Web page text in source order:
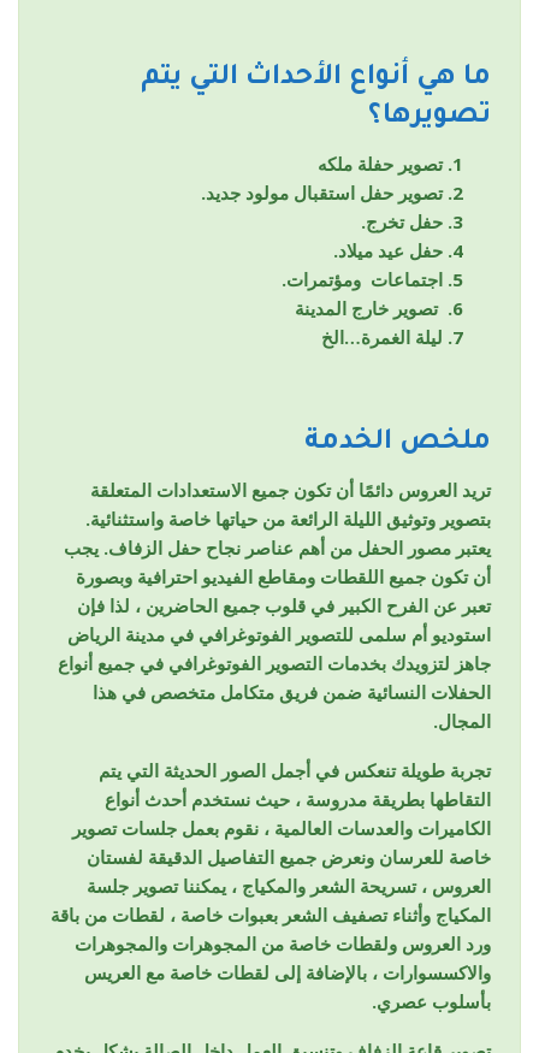
ما هي أنواع الأحداث التي يتم
تصويرها؟
تصوير حفلة ملكه
تصوير حفل استقبال مولود جديد.
حفل تخرج.
حفل عيد ميلاد.
اجتماعات ومؤتمرات.
تصوير خارج المدينة
ليلة الغمرة…الخ
ملخص الخدمة
تريد العروس دائمًا أن تكون جميع الاستعدادات المتعلقة
بتصوير وتوثيق الليلة الرائعة من حياتها خاصة واستثنائية.
يعتبر مصور الحفل من أهم عناصر نجاح حفل ​​الزفاف. يجب
أن تكون جميع اللقطات ومقاطع الفيديو احترافية وبصورة
تعبر عن الفرح الكبير في قلوب جميع الحاضرين ، لذا فإن
استوديو أم سلمى للتصوير الفوتوغرافي في مدينة الرياض
جاهز لتزويدك بخدمات التصوير الفوتوغرافي في جميع أنواع
الحفلات النسائية ضمن فريق متكامل متخصص في هذا
المجال.
تجربة طويلة تنعكس في أجمل الصور الحديثة التي يتم
التقاطها بطريقة مدروسة ، حيث نستخدم أحدث أنواع
الكاميرات والعدسات العالمية ، نقوم بعمل جلسات تصوير
خاصة للعرسان ونعرض جميع التفاصيل الدقيقة لفستان
العروس ، تسريحة الشعر والمكياج ، يمكننا تصوير جلسة
المكياج وأثناء تصفيف الشعر بعبوات خاصة ، لقطات من باقة
ورد العروس ولقطات خاصة من المجوهرات والمجوهرات
والاكسسوارات ، بالإضافة إلى لقطات خاصة مع العريس
بأسلوب عصري.